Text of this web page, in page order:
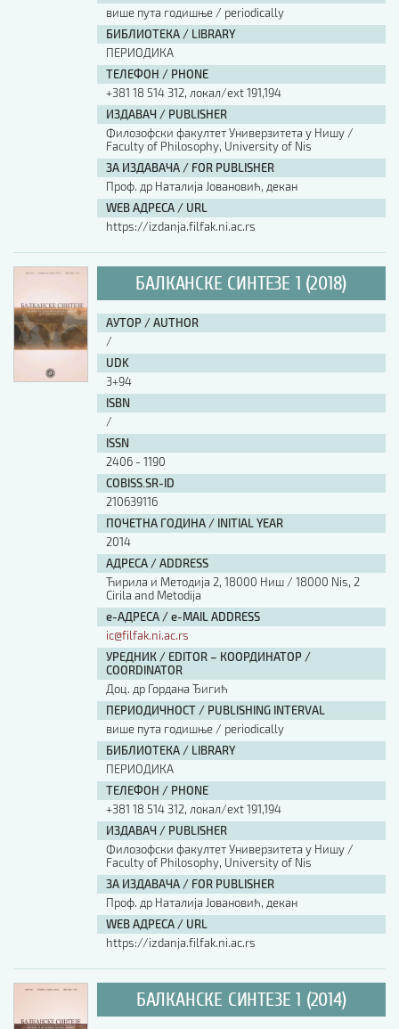
више пута годишње / periodically
БИБЛИОТЕКА / LIBRARY
ПЕРИОДИКА
ТЕЛЕФОН / PHONE
+381 18 514 312, локал/ext 191,194
ИЗДАВАЧ / PUBLISHER
Филозофски факултет Универзитета у Нишу /
Faculty of Philosophy, University of Nis
ЗА ИЗДАВАЧА / FOR PUBLISHER
Проф. др Наталија Јовановић, декан
WEB АДРЕСА / URL
https://izdanja.filfak.ni.ac.rs
БАЛКАНСКЕ СИНТЕЗЕ 1 (2018)
АУТОР / AUTHOR
/
UDK
3+94
ISBN
/
ISSN
2406 - 1190
COBISS.SR-ID
210639116
ПОЧЕТНА ГОДИНА / INITIAL YEAR
2014
АДРЕСА / ADDRESS
Ћирила и Методија 2, 18000 Ниш / 18000 Nis, 2
Cirila and Metodija
е-АДРЕСА / e-MAIL ADDRESS
ic@filfak.ni.ac.rs
УРЕДНИК / EDITOR – КООРДИНАТОР /
COORDINATOR
Доц. др Гордана Ђигић
ПЕРИОДИЧНОСТ / PUBLISHING INTERVAL
више пута годишње / periodically
БИБЛИОТЕКА / LIBRARY
ПЕРИОДИКА
ТЕЛЕФОН / PHONE
+381 18 514 312, локал/ext 191,194
ИЗДАВАЧ / PUBLISHER
Филозофски факултет Универзитета у Нишу /
Faculty of Philosophy, University of Nis
ЗА ИЗДАВАЧА / FOR PUBLISHER
Проф. др Наталија Јовановић, декан
WEB АДРЕСА / URL
https://izdanja.filfak.ni.ac.rs
БАЛКАНСКЕ СИНТЕЗЕ 1 (2014)